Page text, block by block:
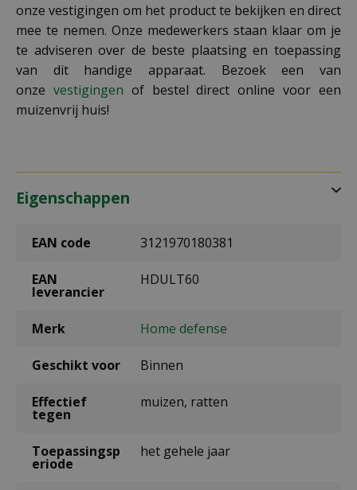
onze vestigingen om het product te bekijken en direct
mee te nemen. Onze medewerkers staan klaar om je
te adviseren over de beste plaatsing en toepassing
van dit handige apparaat. Bezoek een van
onze vestigingen of bestel direct online voor een
muizenvrij huis!
Eigenschappen
EAN code 3121970180381
EAN
leverancier
HDULT60
Merk Home defense
Geschikt voor Binnen
Effectief
tegen
muizen, ratten
Toepassingsp
eriode
het gehele jaar